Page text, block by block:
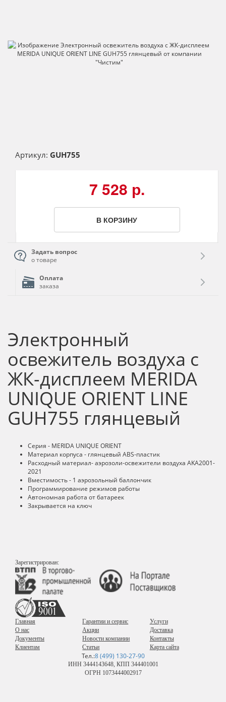
Артикул: GUH755
7 528 р.
В КОРЗИНУ
Задать вопрос
о товаре
Оплата
заказа
Электронный
освежитель воздуха с
ЖК-дисплеем MERIDA
UNIQUE ORIENT LINE
GUH755 глянцевый
Серия - MERIDA UNIQUE ORIENT
Материал корпуса - глянцевый ABS-пластик
Расходный материал- аэрозоли-освежители воздуха AKA2001-
2021
Вместимость - 1 аэрозольный баллончик
Программирование режимов работы
Автономная работа от батареек
Закрывается на ключ
Зарегистрирован:
Главная
О нас
Документы
Клиентам
Гарантии и сервис
Акции
Новости компании
Статьи
Услуги
Доставка
Контакты
Карта сайта
Тел.:8 (499) 130-27-90
ИНН 3444143648, КПП 344401001
ОГРН 1073444002917